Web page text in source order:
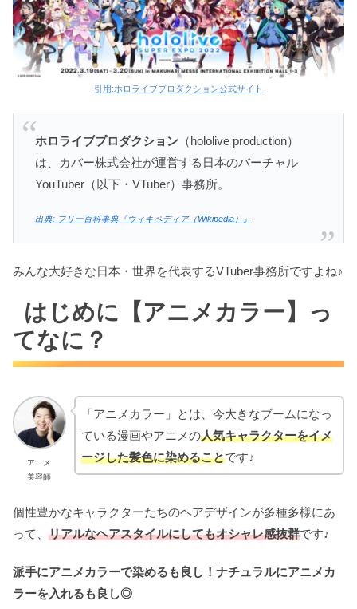
引用:ホロライブプロダクション公式サイト
ホロライブプロダクション （hololive production）
は、カバー株式会社が運営する日本のバーチャル
YouTuber（以下・VTuber）事務所。
出典: フリー百科事典『ウィキペディア（Wikipedia）』
みんな大好きな日本・世界を代表するVTuber事務所ですよね♪
はじめに【アニメカラー】っ
てなに？
アニメ
美容師
「アニメカラー」とは、今大きなブームになっ
ている漫画やアニメの人気キャラクターをイメ
ージした髪色に染めることです♪
個性豊かなキャラクターたちのヘアデザインが多種多様にあ
って、 リアルなヘアスタイルにしてもオシャレ感抜群です♪
派手にアニメカラーで染めるも良し！ナチュラルにアニメカ
ラーを入れるも良し◎